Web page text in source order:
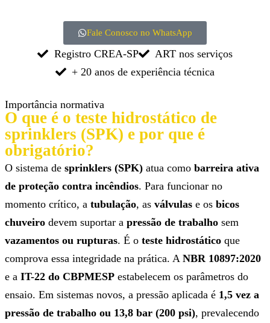
Fale Conosco no WhatsApp
Registro CREA-SP
ART nos serviços
+ 20 anos de experiência técnica
Importância normativa
O que é o teste hidrostático de
sprinklers (SPK) e por que é
obrigatório?
O sistema de sprinklers (SPK) atua como barreira ativa
de proteção contra incêndios. Para funcionar no
momento crítico, a tubulação, as válvulas e os bicos
chuveiro devem suportar a pressão de trabalho sem
vazamentos ou rupturas. É o teste hidrostático que
comprova essa integridade na prática. A NBR 10897:2020
e a IT-22 do CBPMESP estabelecem os parâmetros do
ensaio. Em sistemas novos, a pressão aplicada é 1,5 vez a
pressão de trabalho ou 13,8 bar (200 psi), prevalecendo